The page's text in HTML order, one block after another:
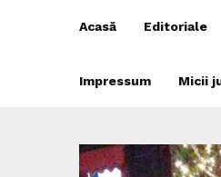
Acasă Editoriale
Impressum Micii